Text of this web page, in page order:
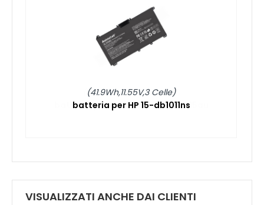
(41.9Wh,11.55V,3 Celle)
batteria per HP 15-db1011ns
VISUALIZZATI ANCHE DAI CLIENTI